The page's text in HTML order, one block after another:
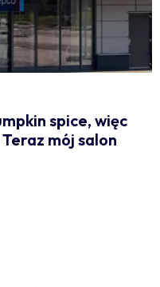
spice, więc
mój salon